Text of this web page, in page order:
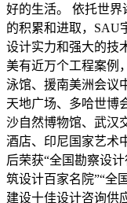
好的生活。 依托世
的积累和进取，SAU
设计实力和强大的技
美有近万个工程案例
泳馆、援南美洲会议
天地广场、多哈世博
沙自然博物馆、武汉
酒店、印尼国家艺
后荣获“全国勘察设
筑设计百家名院”“全
建设十佳设计咨询供